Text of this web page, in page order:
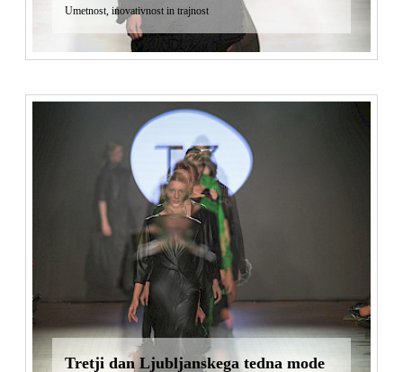
Umetnost, inovativnost in trajnost
Tretji dan Ljubljanskega tedna mode